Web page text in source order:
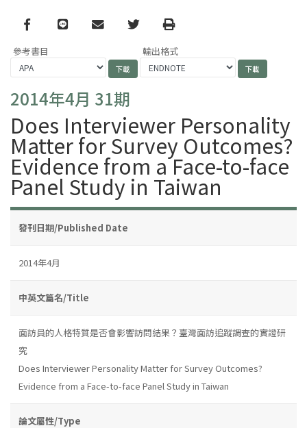
Facebook
line email TwitterPrint
參考書目 輸出格式
2014年4月 31期
Does Interviewer Personality
Matter for Survey Outcomes?
Evidence from a Face-to-face
Panel Study in Taiwan
發刊日期/Published Date
2014年4月
中英文篇名/Title
面訪員的人格特質是否會影響訪問結果？臺灣面訪追蹤調查的實證研
究
Does Interviewer Personality Matter for Survey Outcomes?
Evidence from a Face-to-face Panel Study in Taiwan
論文屬性/Type